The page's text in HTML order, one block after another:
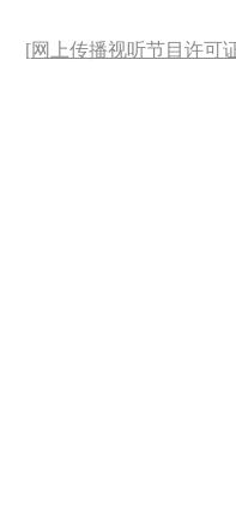
[网上传播视听节目许可